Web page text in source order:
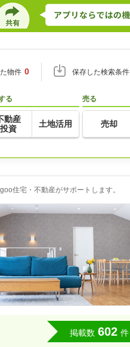
物件 0 保存した検索条件
る
動産
投資
土地活用
売る
売却
住宅・不動産がサポートします。
掲載数 602 件